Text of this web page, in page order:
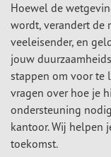
Hoewel de
wordt, verandert de
veeleisender, en
jouw
stappen om voor te
vragen over hoe je
ondersteuning
kantoor. Wij helpen
toekomst.